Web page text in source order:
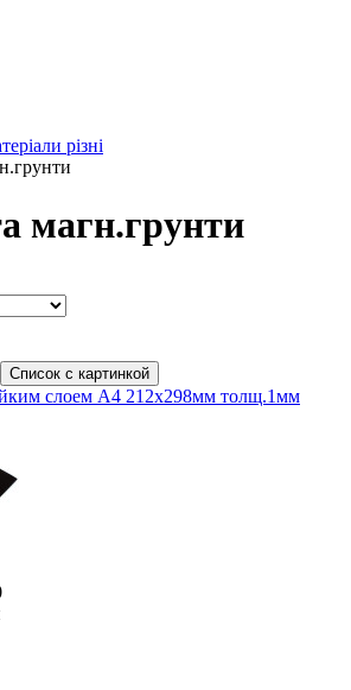
різні
магн.грунти
Список с картинкой
слоем А4 212х298мм толщ.1мм